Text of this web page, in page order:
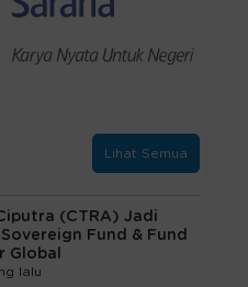
Lihat Semua
(CTRA) Jadi
Fund & Fund
Global
lalu